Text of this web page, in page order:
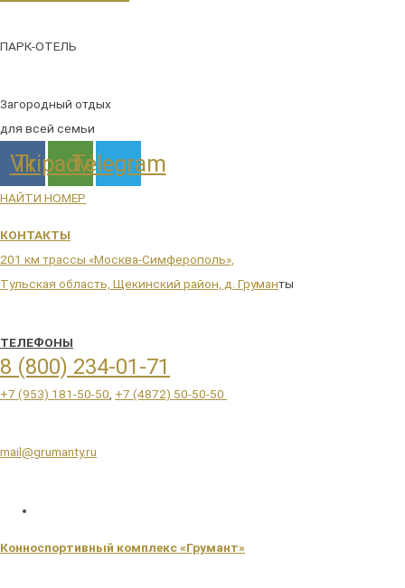
ПАРК-ОТЕЛЬ
Загородный отдых
для всей семьи
Vk
Tripadvisor
Telegram
НАЙТИ НОМЕР
КОНТАКТЫ
201 км трассы «Москва-Симферополь»,
Тульская область, Щекинский район, д. Груманты
ТЕЛЕФОНЫ
8 (800) 234-01-71
+7 (953) 181-50-50 +7 (4872) 50-50-50
mail@grumanty.ru
Конноспортивный комплекс «Грумант»